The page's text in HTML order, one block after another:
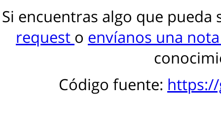
Si encuentras algo que
request o envíanos una
Código fuente: